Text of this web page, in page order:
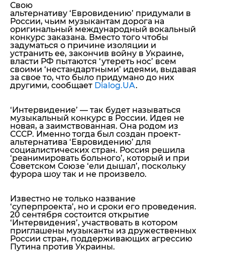
Свою
альтернативу ‘Евровидению’ придумали в
России, чьим музыкантам дорога на
оригинальный международный вокальный
конкурс заказана. Вместо того чтобы
задуматься о причине изоляции и
устранить ее, закончив войну в Украине,
власти РФ пытаются ‘утереть нос’ всем
своими ‘нестандартными’ идеями, выдавая
за свое то, что было придумано до них
другими, сообщает Dialog.UA.
‘Интервидение’ — так будет называться
музыкальный конкурс в России. Идея не
новая, а заимствованная. Она родом из
СССР. Именно тогда был создан проект-
альтернатива ‘Евровидению’ для
социалистических стран. Россия решила
‘реанимировать больного’, который и при
Советском Союзе ‘ели дышал’, поскольку
фурора шоу так и не произвело.
Известно не только название
‘суперпроекта’, но и сроки его проведения.
20 сентября состоится открытие
‘Интервидения’, участвовать в котором
приглашены музыканты из дружественных
России стран, поддерживающих агрессию
Путина против Украины.